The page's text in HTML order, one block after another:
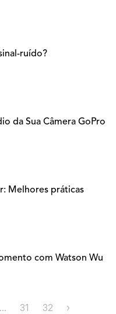
ruído?
da Sua Câmera GoPro
Melhores práticas
com Watson Wu
... 31 32 ›